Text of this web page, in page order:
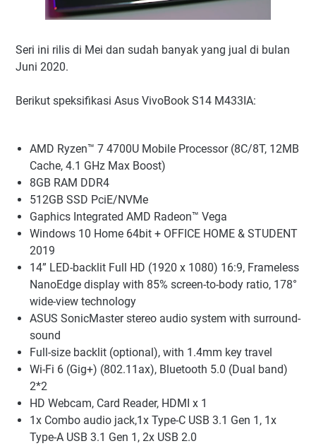
Seri ini rilis di Mei dan sudah banyak yang jual di bulan
Juni 2020.
Berikut speksifikasi Asus VivoBook S14 M433IA:
AMD Ryzen™ 7 4700U Mobile Processor (8C/8T, 12MB
Cache, 4.1 GHz Max Boost)
8GB RAM DDR4
512GB SSD PciE/NVMe
Gaphics Integrated AMD Radeon™ Vega
Windows 10 Home 64bit + OFFICE HOME & STUDENT
2019
14” LED-backlit Full HD (1920 x 1080) 16:9, Frameless
NanoEdge display with 85% screen-to-body ratio, 178°
wide-view technology
ASUS SonicMaster stereo audio system with surround-
sound
Full-size backlit (optional), with 1.4mm key travel
Wi-Fi 6 (Gig+) (802.11ax), Bluetooth 5.0 (Dual band)
2*2
HD Webcam, Card Reader, HDMI x 1
1x Combo audio jack,1x Type-C USB 3.1 Gen 1, 1x
Type-A USB 3.1 Gen 1, 2x USB 2.0